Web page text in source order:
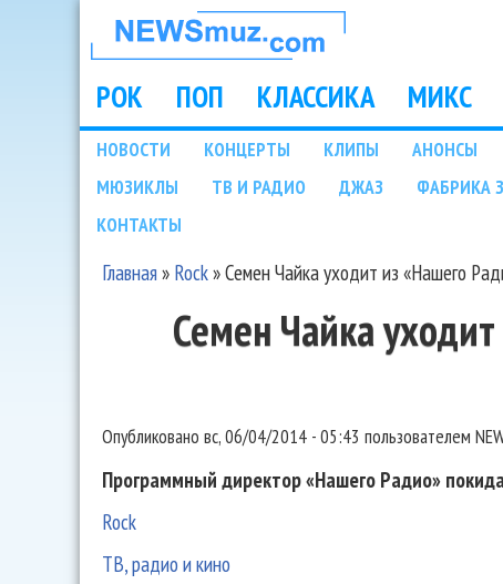
НОВОСТИ
МУЗЫКИ И
ШОУ БИЗНЕСА
NEWSMUZ.COM
Main menu
РОК ПОП КЛАССИКА МИКС
Подразделы
НОВОСТИ КОНЦЕРТЫ КЛИПЫ АНОНСЫ
МЮЗИКЛЫ
ТВ И РАДИО ДЖАЗ ФАБРИКА
КОНТАКТЫ
Главная» Rock»Семен Чайка уходит из «Нашего
Семен Чайка
Опубликовано вс, 06/04/2014 - 05:43 пользователем
Программный директор «Нашего Радио»
Rock
ТВ, радио и кино